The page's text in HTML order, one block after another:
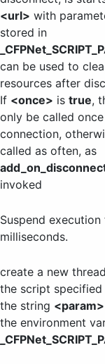
<url> with
stored in
can be used to
resources after
If <once> is true,
only be called
connection,
called as often, as
invoked
Suspend
milliseconds.
create a new
the script
the string <param>
the environment